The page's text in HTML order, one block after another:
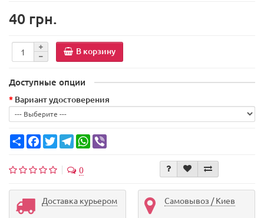
40 грн.
В корзину
Доступные опции
Вариант удостоверения
Share FacebookTwitterTelegramWhatsApp
0
Доставка курьером Самовывоз / Киев